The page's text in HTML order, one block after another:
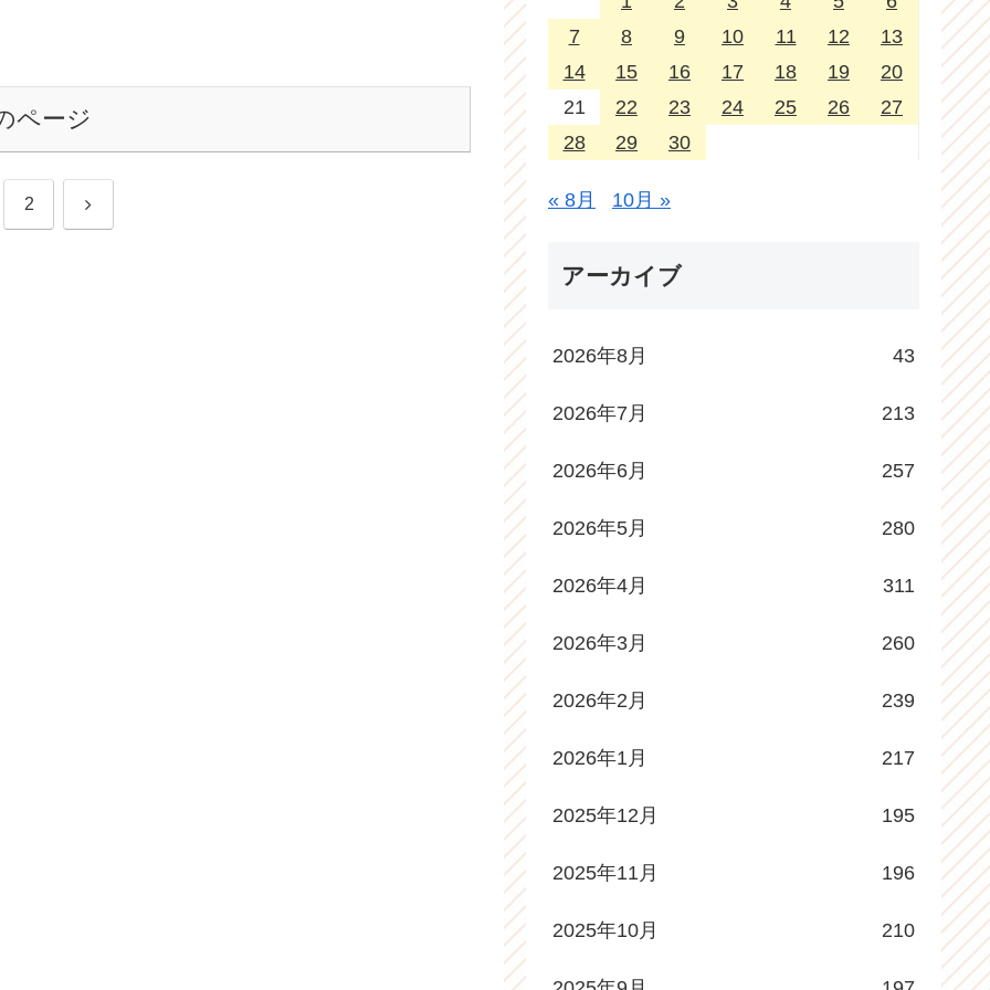
ページ
2 次
7
8 9 10 11 12
13
14
15 16 17 18 19
20
21
22 23 24 25 26
27
28
29 30
« 8月 10月 »
アーカイブ
2026年8月 43
2026年7月 213
2026年6月 257
2026年5月 280
2026年4月 311
2026年3月 260
2026年2月 239
2026年1月 217
2025年12月 195
2025年11月 196
2025年10月 210